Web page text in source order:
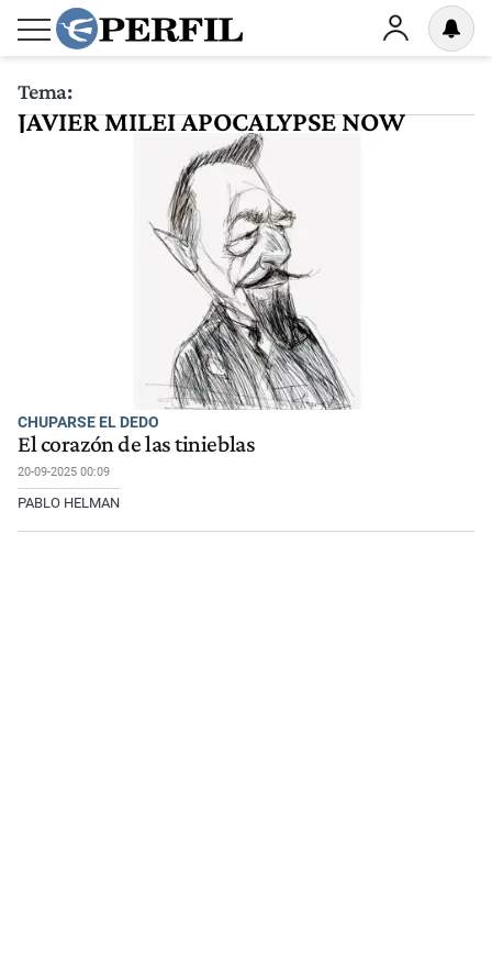
Tema:
JAVIER MILEI APOCALYPSE NOW
CHUPARSE EL DEDO
El corazón de las tinieblas
20-09-2025 00:09
PABLO HELMAN